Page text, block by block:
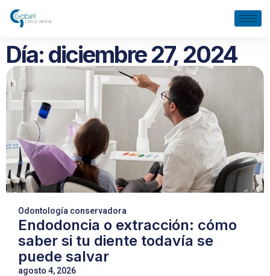
Día: diciembre 27, 2024
Odontología conservadora
Endodoncia o extracción: cómo
saber si tu diente todavía se
puede salvar
agosto 4, 2026